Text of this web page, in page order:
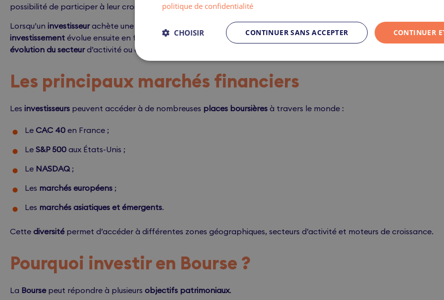
possibilité de participer à leur croissance.
Lorsqu’un investisseurachète une actionnairede l’entreprise concernée. Lavaleur de cet
investissement évolue ensuite en fonction de nombreux facteurs :résultats financiers,contexte économique ,
évolution du secteurd’activité ou encore
Les principaux marchés financiers
Les investisseurs peuvent accéder à de nombreuses places boursières à travers le monde :
Le CAC 40 en France ;
Le S&P 500 aux États-Unis ;
Le NASDAQ ;
Les marchés européens ;
Les marchés asiatiques et émergents.
Cette diversitépermet d’accéder à différentes zones géographiques, secteurs d’activité et moteurs de croissance.
Pourquoi investir en Bourse ?
La Boursepeut répondre à plusieurs objectifs patrimoniaux.
politique de confidentialité
CONTINUER
CONTINUER SANS ACCEPTER
CHOISIR